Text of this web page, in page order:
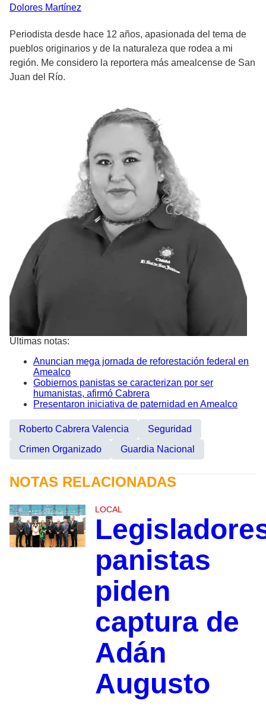
Dolores Martínez
Periodista desde hace 12 años, apasionada del tema de
pueblos originarios y de la naturaleza que rodea a mi
región. Me considero la reportera más amealcense de San
Juan del Río.
Últimas notas:
Anuncian mega jornada de reforestación federal en
Amealco
Gobiernos panistas se caracterizan por ser
humanistas, afirmó Cabrera
Presentaron iniciativa de paternidad en Amealco
Roberto Cabrera Valencia
Seguridad
Crimen Organizado
Guardia Nacional
NOTAS RELACIONADAS
LOCAL
panistas
piden
captura de
Adán
Augusto